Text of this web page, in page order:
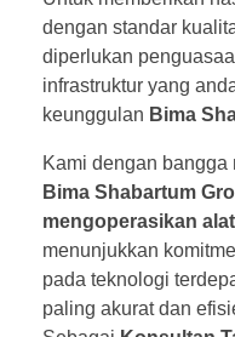
dengan standar
diperlukan
infrastruktur yang
keunggulan Bima
Kami dengan
Bima Shabartum
mengoperasikan
menunjukkan
pada teknologi
paling akurat dan